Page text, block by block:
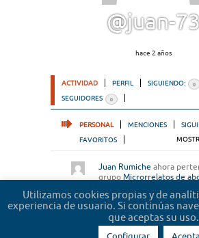
@juan-73
hace 2 años
ACTIVIDAD PERFIL SIGUIENDO: 0
SEGUIDORES 0
PERSONAL MENCIONES
FAVORITOS
Juan Rumiche ahora
grupo Microrrelatos de
Utilizamos cookies propias y de
experiencia de usuario. Si continúas
que aceptas su uso.
Configurar